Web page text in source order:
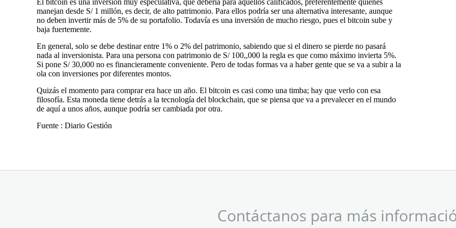
El bitcoin es una inversión muy especulativa, que debería para aquellos calificados, preferentemente quienes
manejan desde S/ 1 millón, es decir, de alto patrimonio. Para ellos podría ser una alternativa interesante, aunque
no deben invertir más de 5% de su portafolio. Todavía es una inversión de mucho riesgo, pues el bitcoin sube y
baja fuertemente.
En general, solo se debe destinar entre 1% o 2% del patrimonio, sabiendo que si el dinero se pierde no pasará
nada al inversionista. Para una persona con patrimonio de S/ 100,,000 la regla es que como máximo invierta 5%.
Si pone S/ 30,000 no es financieramente conveniente. Pero de todas formas va a haber gente que se va a subir a la
ola con inversiones por diferentes montos.
Quizás el momento para comprar era hace un año. El bitcoin es casi como una timba; hay que verlo con esa
filosofía. Esta moneda tiene detrás a la tecnología del blockchain, que se piensa que va a prevalecer en el mundo
de aquí a unos años, aunque podría ser cambiada por otra.
Fuente : Diario Gestión
Contáctanos para más